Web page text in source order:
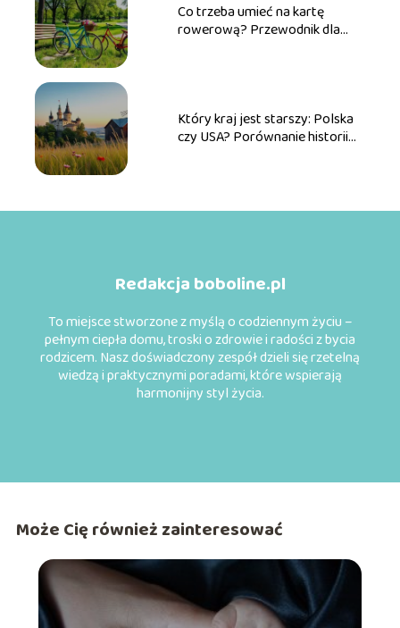
Co trzeba umieć na kartę
rowerową? Przewodnik dla
Który kraj jest starszy: Polska
czy USA? Porównanie historii
Redakcja boboline.pl
To miejsce stworzone z myślą o codziennym życiu –
pełnym ciepła domu, troski o zdrowie i radości z bycia
rodzicem. Nasz doświadczony zespół dzieli się rzetelną
wiedzą i praktycznymi poradami, które wspierają
harmonijny styl życia.
Może Cię również zainteresować